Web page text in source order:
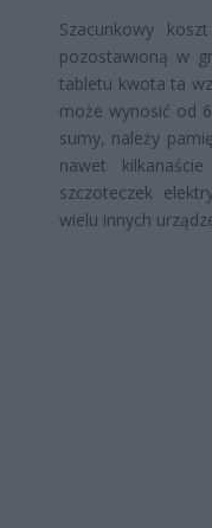
Szacunkowy
pozostawioną w
tabletu kwota ta
może wynosić od
sumy, należy
nawet
szczoteczek
wielu innych